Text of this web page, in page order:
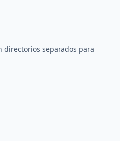
directorios separados para